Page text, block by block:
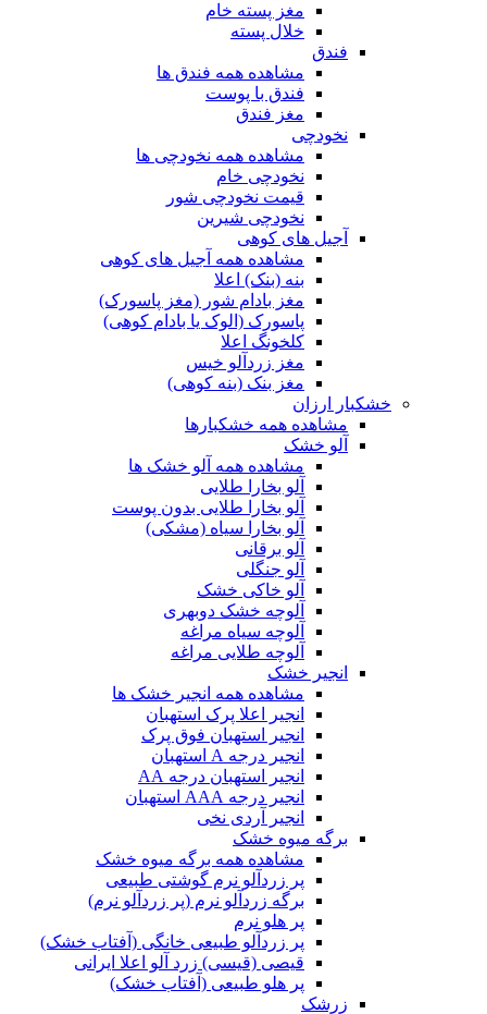
مغز پسته خام
خلال پسته
فندق
مشاهده همه فندق ها
فندق با پوست
مغز فندق
نخودچی
مشاهده همه نخودچی ها
نخودچی خام
قیمت نخودچی شور
نخودچی شیرین
آجیل های کوهی
مشاهده همه آجیل های کوهی
بنه (بنک) اعلا
مغز بادام شور (مغز پاسورک)
پاسورک (الوک یا بادام کوهی)
کلخونگ اعلا
مغز زردآلو خیس
مغز بنک (بنه کوهی)
خشکبار ارزان
مشاهده همه خشکبارها
آلو خشک
مشاهده همه آلو خشک ها
آلو بخارا طلایی
آلو بخارا طلایی بدون پوست
آلو بخارا سیاه (مشکی)
آلو برقانی
آلو جنگلی
آلو خاکی خشک
آلوچه خشک دوبهری
آلوچه سیاه مراغه
آلوچه طلایی مراغه
انجیر خشک
مشاهده همه انجیر خشک ها
انجیر اعلا پرک استهبان
انجیر استهبان فوق پرک
انجیر درجه A استهبان
انجیر استهبان درجه AA
انجیر درجه AAA استهبان
انجیر آردی نخی
برگه میوه خشک
مشاهده همه برگه میوه خشک
پر زردآلو نرم گوشتی طبیعی
برگه زردآلو نرم (پر زردآلو نرم)
پر هلو نرم
پر زردآلو طبیعی خانگی (آفتاب خشک)
قیصی (قیسی) زرد آلو اعلا ایرانی
پر هلو طبیعی (آفتاب خشک)
زرشک